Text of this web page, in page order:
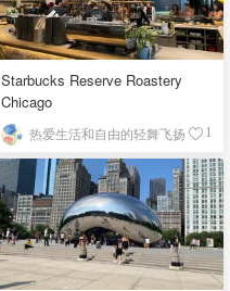
Starbucks Reserve Roastery
Chicago
热爱生活和自由的轻舞飞扬 1